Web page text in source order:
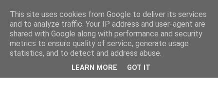
This site uses cookies from Google to deliver its services
and to analyze traffic. Your IP address and user-agent are
shared with Google along with performance and security
metrics to ensure quality of service, generate usage
statistics, and to detect and address abuse.
LEARN MORE GOT IT